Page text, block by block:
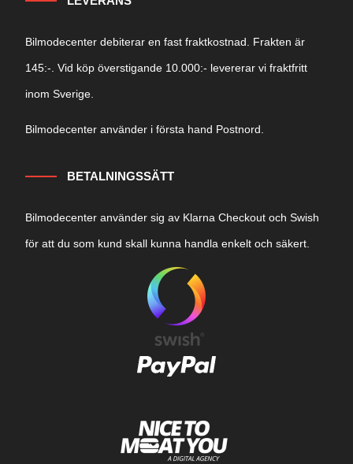
Bilmodecenter debiterar en fast fraktkostnad. Frakten är
145:-. Vid köp överstigande 10.000:- levererar vi fraktfritt
inom Sverige.
Bilmodecenter använder i första hand Postnord.
BETALNINGSSÄTT
Bilmodecenter använder sig av Klarna Checkout och Swish
för att du som kund skall kunna handla enkelt och säkert.